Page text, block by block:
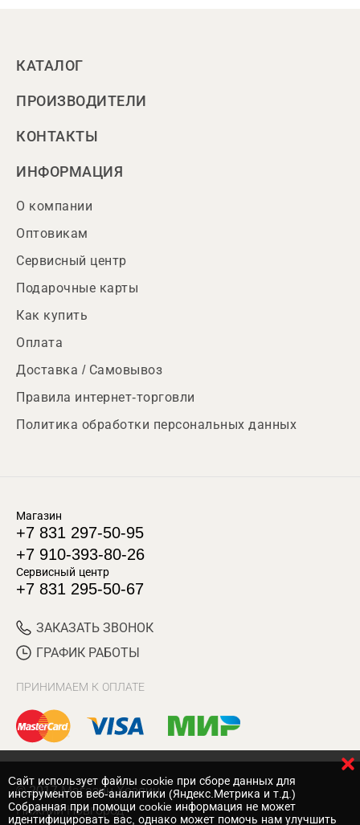
КАТАЛОГ
ПРОИЗВОДИТЕЛИ
КОНТАКТЫ
ИНФОРМАЦИЯ
О компании
Оптовикам
Сервисный центр
Подарочные карты
Как купить
Оплата
Доставка / Самовывоз
Правила интернет-торговли
Политика обработки персональных данных
Магазин
+7 831 297-50-95
+7 910-393-80-26
Сервисный центр
+7 831 295-50-67
ЗАКАЗАТЬ ЗВОНОК
ГРАФИК РАБОТЫ
ПРИНИМАЕМ К ОПЛАТЕ
© 2017 Магазин Хозяин
Нижний Новгород
Cайт использует файлы cookie при сборе данных для
инструментов веб-аналитики (Яндекс.Метрика и т.д.)
Собранная при помощи cookie информация не может
идентифицировать вас, однако может помочь нам улучшить